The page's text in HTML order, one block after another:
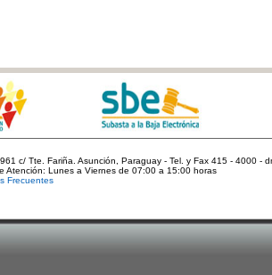
c/ Tte. Fariña. Asunción, Paraguay - Tel. y Fax 415 - 4000 -
Atención: Lunes a Viernes de 07:00 a 15:00 horas
Frecuentes